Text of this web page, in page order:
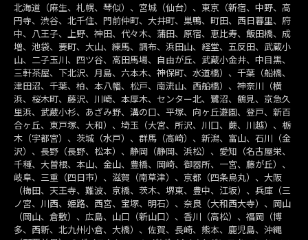
北海道（麻生、札幌、琴似）、宮城（仙台）、東京（新宿、中野、高
円寺、渋谷、北千住、門前仲町、大井町、巣鴨、町田、西日暮里、府
中、八王子、上野、神田、代々木、蒲田、原宿、恵比寿、飯田橋、成
増、池袋、要町、大山、練馬、調布、浜田山、経堂、五反田、武蔵小
山、二子玉川、四ツ谷、高田馬場、自由が丘、武蔵小金井、中目黒、
三軒茶屋、下北沢、月島、六本木、神保町、水道橋）、千葉（船橋、
津田沼、千葉、柏、本八幡、松戸、南流山、西船橋）、神奈川（横
浜、桜木町、藤沢、川崎、本厚木、センター北、鷺沼、鶴見、京急久
里浜、武蔵小杉、あざみ野、溝の口、平塚、向ヶ丘遊園、登戸、新百
合ヶ丘、東戸塚、大和）、埼玉（大宮、所沢、川口、蕨、川越）、栃
木（宇都宮）、茨城（水戸）、群馬（高崎）、新潟、富山、石川（金
沢）、長野（長野、松本）、静岡（静岡、浜松）、愛知（名古屋栄、
千種、大曽根、本山、金山、豊橋、岡崎、御器所、一宮、藤が丘）、
岐阜、三重（四日市）、滋賀（南草津）、京都（四条烏丸）、大阪
（梅田、天王寺、難波、京橋、茨木、堺東、豊中、江坂）、兵庫（三
ノ宮、川西、姫路、西宮、宝塚、明石）、奈良（大和西大寺）、岡山
（岡山、倉敷）、広島、山口（新山口）、香川（高松）、福岡（博
多、西新、北九州小倉、大橋）、佐賀、長崎、熊本、鹿児島、沖縄